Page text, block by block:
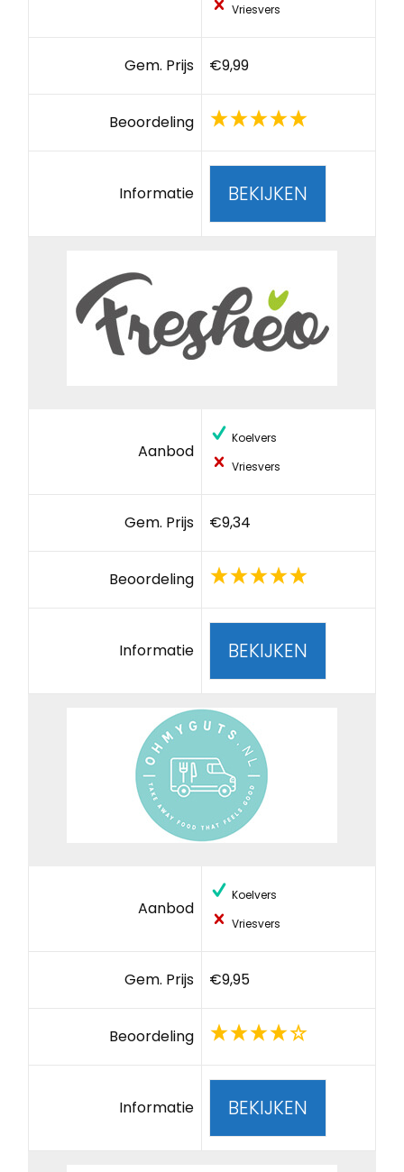
Vriesvers
Gem. Prijs €9,99
Beoordeling
Informatie BEKIJKEN
Aanbod
Koelvers
Vriesvers
Gem. Prijs €9,34
Beoordeling
Informatie BEKIJKEN
Aanbod
Koelvers
Vriesvers
Gem. Prijs €9,95
Beoordeling
Informatie BEKIJKEN